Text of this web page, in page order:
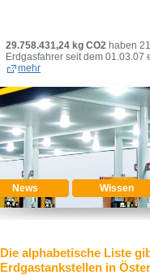
29.758.431,29 kg CO2 haben
Erdgasfahrer seit dem 01.03.07
mehr
News Wissen
Die alphabetische Liste
Erdgastankstellen in